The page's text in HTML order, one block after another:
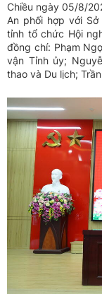
Chiều ngày 05/8/
An phối hợp với
tỉnh tổ chức Hội
đồng chí: Phạm
vận Tỉnh ủy;
thao và Du lịch;